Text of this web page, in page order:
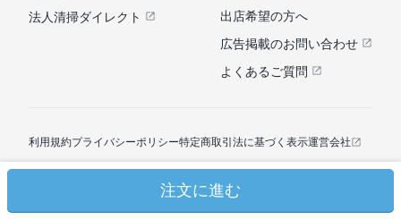
注文に進む
法人清掃ダイレクト
出店希望の方へ
広告掲載のお問い合わせ
よくあるご質問
利用規約プライバシーポリシー特定商取引法に基づく表示運営会社